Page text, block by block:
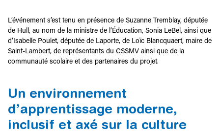
L’événement s’est tenu en présence de Suzanne Tremblay, députée
de Hull, au nom de la ministre de l’Éducation, Sonia LeBel, ainsi que
d’Isabelle Poulet, députée de Laporte, de Loïc Blancquaert, maire de
Saint-Lambert, de représentants du CSSMV ainsi que de la
communauté scolaire et des partenaires du projet.
Un environnement
d’apprentissage moderne,
inclusif et axé sur la culture